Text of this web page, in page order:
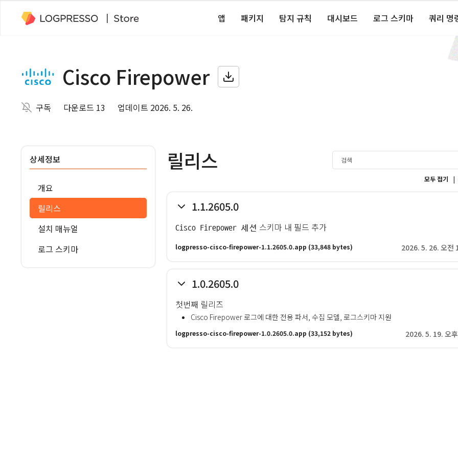
앱 패키지 탐지 규칙 대시보드 로그 스키마 쿼리 명
Cisco Firepower
구독 다운로드 13 업데이트 2026. 5. 26.
상세정보
개요
릴리스
설치 매뉴얼
로그 스키마
릴리스
모두 접기 |
1.1.2605.0
Cisco Firepower 세션 스키마 내 필드 추가
logpresso-cisco-firepower-1.1.2605.0.app (33,848 bytes) 2026. 5. 26. 오전
1.0.2605.0
첫번째 릴리즈
Cisco Firepower 로그에 대한 전용 파서, 수집 모델, 로그스키마 지원
logpresso-cisco-firepower-1.0.2605.0.app (33,152 bytes) 2026. 5. 19. 오